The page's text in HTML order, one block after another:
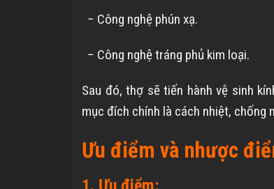
− Công nghệ phún xạ.
− Công nghệ tráng phủ kim loại.
Sau đó, thợ sẽ tiến hành vệ sinh
mục đích chính là cách nhiệt,
Ưu điểm và nhược